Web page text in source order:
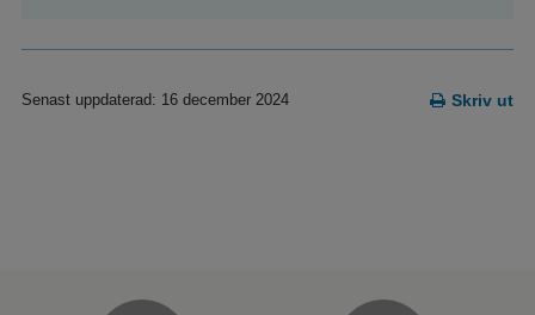
Skriv ut
Senast uppdaterad: 16 december 2024